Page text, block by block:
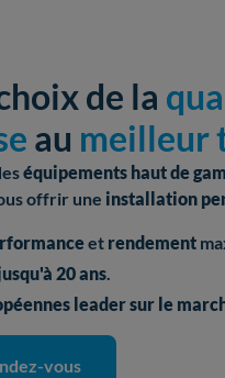
de la
au meilleur
équipements haut de
offrir une installation
et rendement
20 ans.
leader sur le
vous